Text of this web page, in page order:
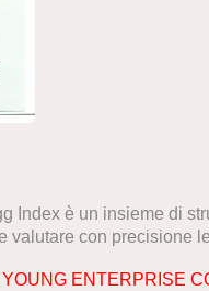
Index è un insieme di
con precisione
YOUNG ENTERPRISE